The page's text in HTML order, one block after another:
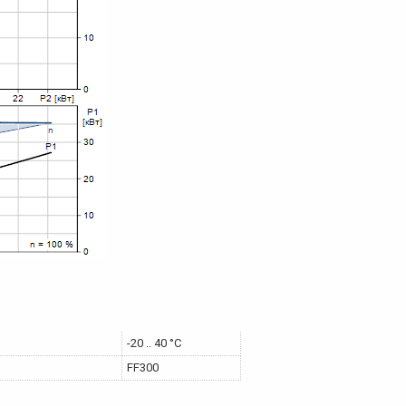
-20 .. 40 °C
FF300